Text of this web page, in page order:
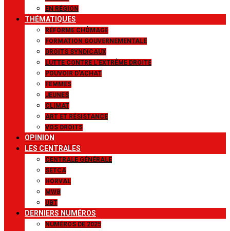
EN RÉGION
THÉMATIQUES
RÉFORME CHÔMAGE
FORMATION GOUVERNEMENTALE
DROITS SYNDICAUX
LUTTE CONTRE L’EXTRÊME DROITE
POUVOIR D’ACHAT
FEMMES
JEUNES
CLIMAT
ART ET RÉSISTANCE
VOS DROITS
OPINION
LES CENTRALES
CENTRALE GÉNÉRALE
SETCA
HORVAL
MWB
UBT
DERNIERS NUMÉROS
NUMÉROS DE 2025